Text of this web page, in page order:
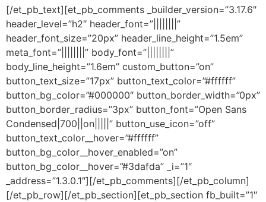
[/et_pb_text][et_pb_comments _builder_version=”3.17.6″
header_level=”h2″ header_font=”||||||||”
header_font_size=”20px” header_line_height=”1.5em”
meta_font=”||||||||” body_font=”||||||||”
body_line_height=”1.6em” custom_button=”on”
button_text_size=”17px” button_text_color=”#ffffff”
button_bg_color=”#000000″ button_border_width=”0px”
button_border_radius=”3px” button_font=”Open Sans
Condensed|700||on|||||” button_use_icon=”off”
button_text_color__hover=”#ffffff”
button_bg_color__hover_enabled=”on”
button_bg_color__hover=”#3dafda” _i=”1″
_address=”1.3.0.1″][/et_pb_comments][/et_pb_column]
[/et_pb_row][/et_pb_section][et_pb_section fb_built=”1″